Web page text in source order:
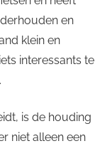
en
klein en
interessants te
is de houding
niet alleen een